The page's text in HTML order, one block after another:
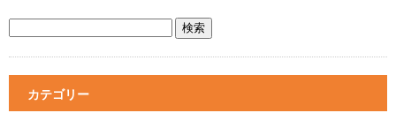
カテゴリー